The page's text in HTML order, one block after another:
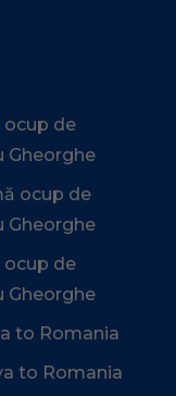
ocup de
Gheorghe
ocup de
Gheorghe
ocup de
Gheorghe
to Romania
to Romania